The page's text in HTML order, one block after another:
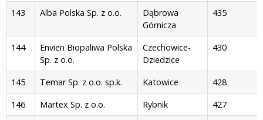
143 Alba Polska Sp. z o.o.
Dąbrowa
Górnicza
435
144
Envien Biopaliwa Polska
Sp. z o.o.
Czechowice-
Dziedzice
430
145 Temar Sp. z o.o. sp.k. Katowice
428
146
Martex Sp. z o.o. Rybnik
427